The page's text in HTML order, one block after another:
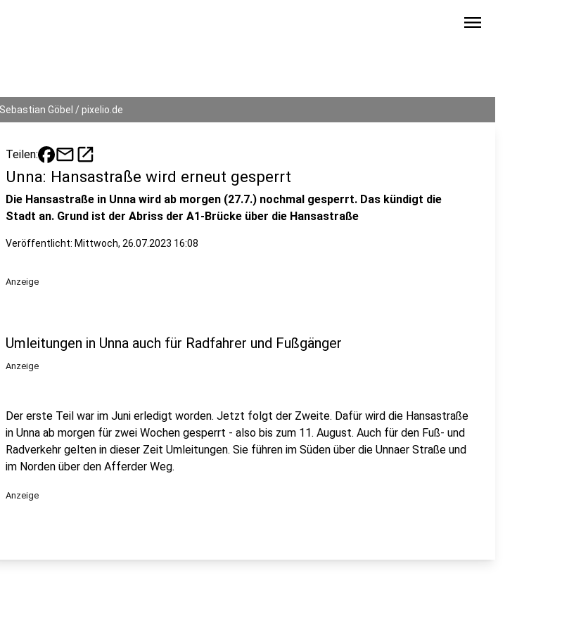
menu
Sebastian Göbel / pixelio.de
Teilen: mailopen_in_new
Unna: Hansastraße wird erneut gesperrt
Die Hansastraße in Unna wird ab morgen (27.7.) nochmal gesperrt. Das kündigt die
Stadt an. Grund ist der Abriss der A1-Brücke über die Hansastraße
Veröffentlicht: Mittwoch, 26.07.2023 16:08
Anzeige
Umleitungen in Unna auch für Radfahrer und Fußgänger
Anzeige
Der erste Teil war im Juni erledigt worden. Jetzt folgt der Zweite. Dafür wird die Hansastraße
in Unna ab morgen für zwei Wochen gesperrt - also bis zum 11. August. Auch für den Fuß- und
Radverkehr gelten in dieser Zeit Umleitungen. Sie führen im Süden über die Unnaer Straße und
im Norden über den Afferder Weg.
Anzeige